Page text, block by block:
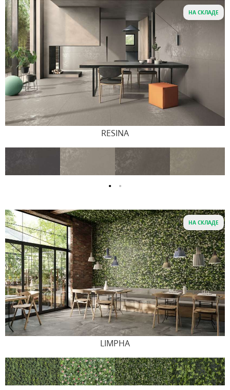
НА СКЛАДЕ
RESINA
НА СКЛАДЕ
LIMPHA